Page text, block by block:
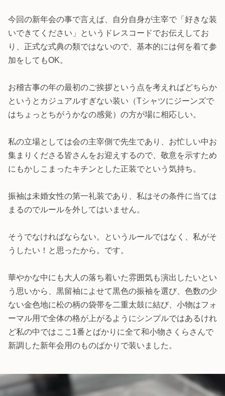
今回の新年会の事で言えば、自分自身が主宰で「好きな装
いできてください」というドレスコードでお伝えしてお
り、正式な式典の類ではないので、基本的には何を着て参
加をしてもOK。
お稽古事の年の最初のご挨拶という点を考えればどちらか
というとカジュアルすぎない装い（Tシャツにジーンズで
はちょっとちがうかなの感覚）の方が場に相応しい。
私の立場としては会の主宰側で先生であり、お忙しい中お
集まりくださる皆さんをお迎えするので、敬意を示すため
にもかしこまったキチンとした正装でという気持ち。
振袖は未婚女性の第一礼装であり、私はその条件に当ては
まるのでルールを外してはいません。
そうでなければならない。というルールではなく、私がそ
うしたい！と思ったから。です。
華やかな中にも大人の落ち着いた雰囲気も演出したいとい
う思いから、黒留袖によせて黒色の振袖を選び、色数の少
ない金色地に松の柄の袋帯を二重太鼓に結び、小物はフォ
ーマル用で全体の格が上がるようにシンプルではあるけれ
ど私の中ではここ1番とばかりに全て和小物さくらさんで
新調した新年会用のものばかりで装いました。